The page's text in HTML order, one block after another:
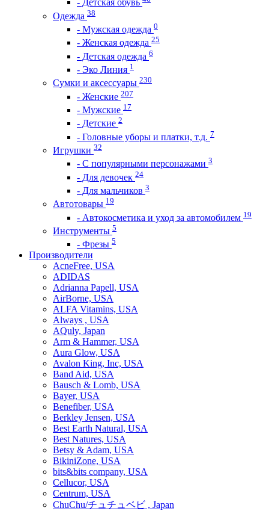
- Детская обувь
Одежда 38
- Мужская одежда 0
- Женская одежда 25
- Детская одежда 6
- Эко Линия 1
Сумки и аксессуары 230
- Женские 207
- Мужские 17
- Детские 2
- Головные уборы и платки, т.д. 7
Игрушки 32
- С популярными персонажами 3
- Для девочек 24
- Для мальчиков 3
Автотовары 19
- Автокосметика и уход за автомобилем 19
Инструменты 5
- Фрезы 5
Производители
AcneFree, USA
ADIDAS
Adrianna Papell, USA
AirBorne, USA
ALFA Vitamins, USA
Always , USA
AQuly, Japan
Arm & Hammer, USA
Aura Glow, USA
Avalon King, Inc, USA
Band Aid, USA
Bausch & Lomb, USA
Bayer, USA
Benefiber, USA
Berkley Jensen, USA
Best Earth Natural, USA
Best Natures, USA
Betsy & Adam, USA
BikiniZone, USA
bits&bits company, USA
Cellucor, USA
Centrum, USA
ChuChu/チュチュベビ , Japan